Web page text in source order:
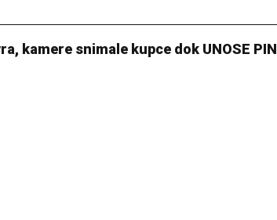
kamere snimale kupce dok UNOSE PIN